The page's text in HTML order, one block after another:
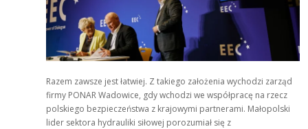
Razem zawsze jest łatwiej. Z takiego założenia wychodzi zarząd
firmy PONAR Wadowice, gdy wchodzi we współpracę na rzecz
polskiego bezpieczeństwa z krajowymi partnerami. Małopolski
lider sektora hydrauliki siłowej porozumiał się z